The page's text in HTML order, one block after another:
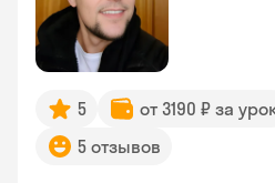
5 от 3190 ₽ за
5 отзывов